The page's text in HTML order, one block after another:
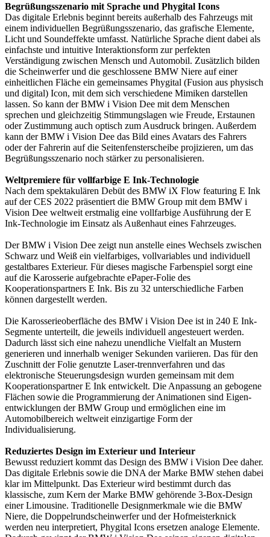
Begrüßungsszenario mit Sprache und Phygital Icons
Das digitale Erlebnis beginnt bereits außerhalb des Fahrzeugs mit
einem individuellen Begrüßungsszenario, das grafische Elemente,
Licht und Soundeffekte umfasst. Natürliche Sprache dient dabei als
einfachste und intuitive Interaktionsform zur perfekten
Verständigung zwischen Mensch und Automobil. Zusätzlich bilden
die Scheinwerfer und die geschlossene BMW Niere auf einer
einheitlichen Fläche ein gemeinsames Phygital (Fusion aus physisch
und digital) Icon, mit dem sich verschiedene Mimiken darstellen
lassen. So kann der BMW i Vision Dee mit dem Menschen
sprechen und gleichzeitig Stimmungslagen wie Freude, Erstaunen
oder Zustimmung auch optisch zum Ausdruck bringen. Außerdem
kann der BMW i Vision Dee das Bild eines Avatars des Fahrers
oder der Fahrerin auf die Seitenfensterscheibe projizieren, um das
Begrüßungsszenario noch stärker zu personalisieren.
Weltpremiere für vollfarbige E Ink-Technologie
Nach dem spektakulären Debüt des BMW iX Flow featuring E Ink
auf der CES 2022 präsentiert die BMW Group mit dem BMW i
Vision Dee weltweit erstmalig eine vollfarbige Ausführung der E
Ink-Technologie im Einsatz als Außenhaut eines Fahrzeuges.
Der BMW i Vision Dee zeigt nun anstelle eines Wechsels zwischen
Schwarz und Weiß ein vielfarbiges, vollvariables und individuell
gestaltbares Exterieur. Für dieses magische Farbenspiel sorgt eine
auf die Karosserie aufgebrachte ePaper-Folie des
Kooperationspartners E Ink. Bis zu 32 unterschiedliche Farben
können dargestellt werden.
Die Karosserieoberfläche des BMW i Vision Dee ist in 240 E Ink-
Segmente unterteilt, die jeweils individuell angesteuert werden.
Dadurch lässt sich eine nahezu unendliche Vielfalt an Mustern
generieren und innerhalb weniger Sekunden variieren. Das für den
Zuschnitt der Folie genutzte Laser-trennverfahren und das
elektronische Steuerungsdesign wurden gemeinsam mit dem
Kooperationspartner E Ink entwickelt. Die Anpassung an gebogene
Flächen sowie die Programmierung der Animationen sind Eigen-
entwicklungen der BMW Group und ermöglichen eine im
Automobilbereich weltweit einzigartige Form der
Individualisierung.
Reduziertes Design im Exterieur und Interieur
Bewusst reduziert kommt das Design des BMW i Vision Dee daher.
Das digitale Erlebnis sowie die DNA der Marke BMW stehen dabei
klar im Mittelpunkt. Das Exterieur wird bestimmt durch das
klassische, zum Kern der Marke BMW gehörende 3-Box-Design
einer Limousine. Traditionelle Designmerkmale wie die BMW
Niere, die Doppelrundscheinwerfer und der Hofmeisterknick
werden neu interpretiert, Phygital Icons ersetzen analoge Elemente.